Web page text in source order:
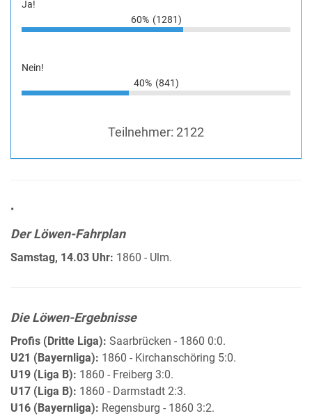
Ja!
60% (1281)
Nein!
40% (841)
Teilnehmer: 2122
•
Der Löwen-Fahrplan
Samstag, 14.03 Uhr: 1860 - Ulm.
Die Löwen-Ergebnisse
Profis (Dritte Liga): Saarbrücken - 1860 0:0.
U21 (Bayernliga): 1860 - Kirchanschöring 5:0.
U19 (Liga B): 1860 - Freiberg 3:0.
U17 (Liga B): 1860 - Darmstadt 2:3.
U16 (Bayernliga): Regensburg - 1860 3:2.